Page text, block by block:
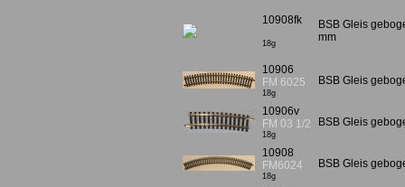
10908fk
18g
BSB Gleis
mm
10906
FM 6025
18g
BSB Gleis
10906v
FM 03 1/2
18g
BSB Gleis
10908
FM6024
18g
BSB Gleis